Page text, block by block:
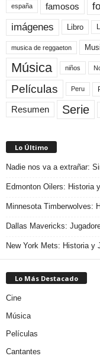
españa famosos
imágenes Libro
musica de reggaeton
Música niños
Películas Peru
Resumen Serie
Lo Último
Nadie nos va a extrañar:
Edmonton Oilers: Historia
Minnesota Timberwolves:
Dallas Mavericks:
New York Mets: Historia y
Lo Más Destacado
Cine
Música
Películas
Cantantes